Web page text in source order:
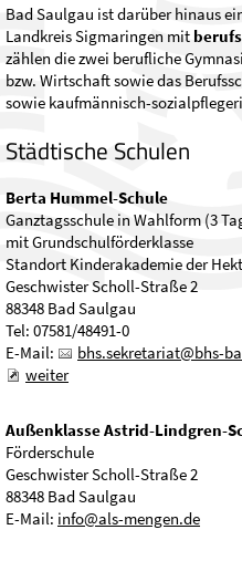
Bad Saulgau ist darüber hinaus
Landkreis Sigmaringen mit
zählen die zwei berufliche
bzw. Wirtschaft sowie das
sowie kaufmännisch-
Städtische Schulen
Berta Hummel-Schule
Ganztagsschule in Wahlform (3
mit Grundschulförderklasse
Standort Kinderakademie der
Geschwister Scholl-Straße 2
88348 Bad Saulgau
Tel: 07581/48491-0
E-Mail:
bhs s kr t r t bhs-b
weiter
Außenklasse Astrid-Lindgren-
Förderschule
Geschwister Scholl-Straße 2
88348 Bad Saulgau
E-Mail: info@als-mengen.de